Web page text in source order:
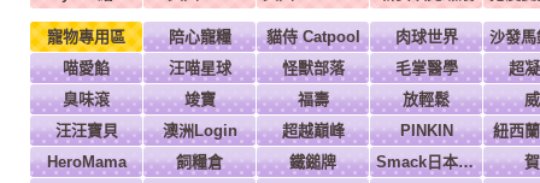
寵物專用區 陪心寵糧 貓侍 Catpool
肉球世界
喵愛餡
汪喵星球 怪獸部落 毛掌醫學
超
臭味滾
竣寶 福壽 放輕鬆
汪汪寶貝
澳洲Login 超越巔峰 PINKIN
紐西
HeroMama
飼糧倉 鐵鎚牌 Smack日本正宗